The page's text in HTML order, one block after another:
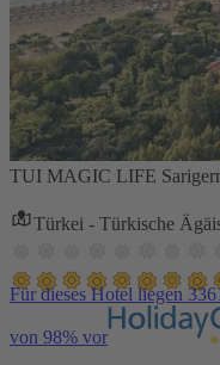
TUI MAGIC LIFE
Türkei - Türkische
Für dieses Hotel liegen
von 98% vor